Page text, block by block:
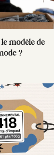
modèle de
?